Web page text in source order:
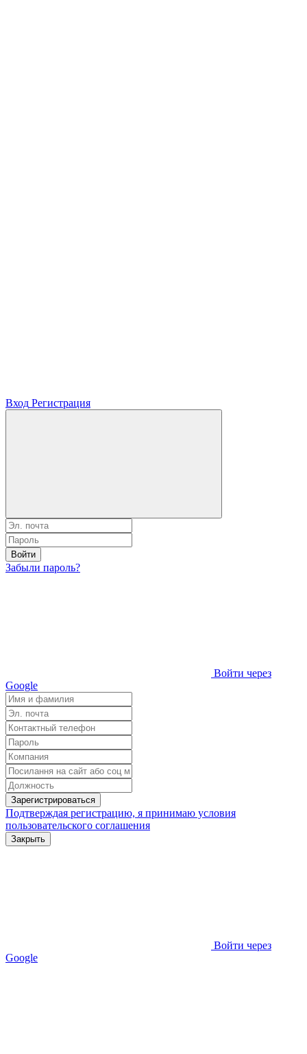
Вход Регистрация
Войти
Забыли пароль?
Войти через
Google
Зарегистрироваться
Подтверждая регистрацию, я принимаю условия
пользовательского соглашения
Закрыть
Войти через
Google